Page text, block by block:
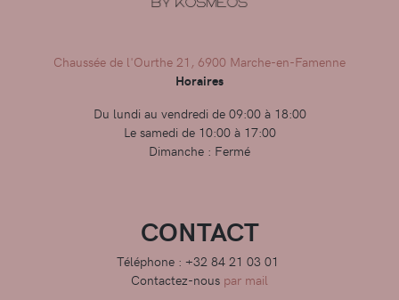
Chaussée de l'Ourthe 21, 6900 Marche-en-Famenne
Horaires
Du lundi au vendredi de 09:00 à 18:00
Le samedi de 10:00 à 17:00
Dimanche : Fermé
CONTACT
Téléphone : +32 84 21 03 01
Contactez-nous par mail